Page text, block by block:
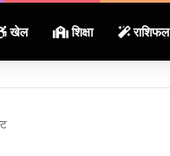
खेल शिक्षा राशिफल